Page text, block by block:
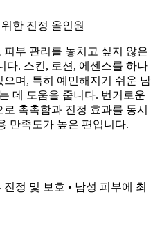
한 진정 올인원
부 관리를 놓치고 싶지 않은
다. 스킨, 로션, 에센스를 하나
며, 특히 예민해지기 쉬운 남
데 도움을 줍니다. 번거로운
촉촉함과 진정 효과를 동시
만족도가 높은 편입니다.
정 및 보호 • 남성 피부에 최